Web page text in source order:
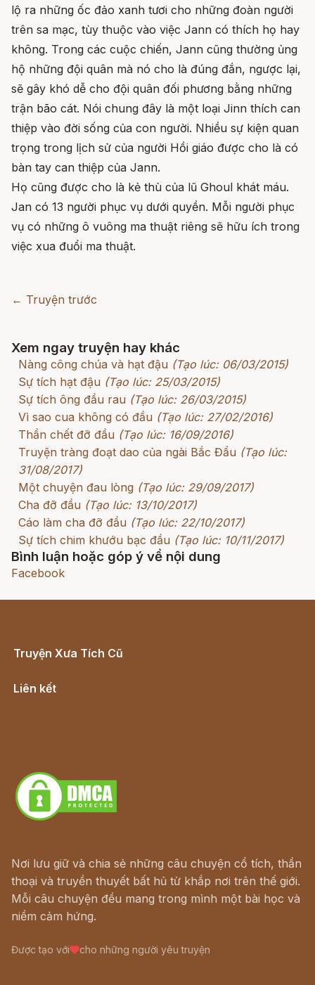
lộ ra những ốc đảo xanh tươi cho những đoàn người
trên sa mạc, tùy thuộc vào việc Jann có thích họ hay
không. Trong các cuộc chiến, Jann cũng thường ủng
hộ những đội quân mà nó cho là đúng đắn, ngược lại,
sẽ gây khó dễ cho đội quân đối phương bằng những
trận bão cát. Nói chung đây là một loại Jinn thích can
thiệp vào đời sống của con người. Nhiều sự kiện quan
trọng trong lịch sử của người Hồi giáo được cho là có
bàn tay can thiệp của Jann.
Họ cũng được cho là kẻ thù của lũ Ghoul khát máu.
Jan có 13 người phục vụ dưới quyền. Mỗi người phục
vụ có những ô vuông ma thuật riêng sẽ hữu ích trong
việc xua đuổi ma thuật.
← Truyện trước
Xem ngay truyện hay khác
Nàng công chúa và hạt đậu (Tạo lúc: 06/03/2015)
Sự tích hạt đậu (Tạo lúc: 25/03/2015)
Sự tích ông đầu rau (Tạo lúc: 26/03/2015)
Vì sao cua không có đầu (Tạo lúc: 27/02/2016)
Thần chết đỡ đầu (Tạo lúc: 16/09/2016)
Truyện tràng đoạt dao của ngài Bắc Đẩu (Tạo lúc:
31/08/2017)
Một chuyện đau lòng (Tạo lúc: 29/09/2017)
Cha đỡ đầu (Tạo lúc: 13/10/2017)
Cáo làm cha đỡ đầu (Tạo lúc: 22/10/2017)
Sự tích chim khướu bạc đầu (Tạo lúc: 10/11/2017)
Bình luận hoặc góp ý về nội dung
Facebook
Truyện Xưa Tích Cũ
Liên kết
Nơi lưu giữ và chia sẻ những câu chuyện cổ tích, thần
thoại và truyền thuyết bất hủ từ khắp nơi trên thế giới.
Mỗi câu chuyện đều mang trong mình một bài học và
niềm cảm hứng.
Được tạo với cho những người yêu truyện